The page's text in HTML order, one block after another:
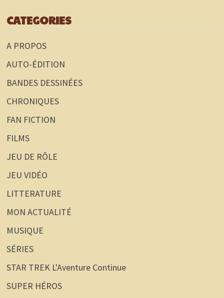
CATEGORIES
A PROPOS
AUTO-ÉDITION
BANDES DESSINÉES
CHRONIQUES
FAN FICTION
FILMS
JEU DE RÔLE
JEU VIDÉO
LITTERATURE
MON ACTUALITÉ
MUSIQUE
SÉRIES
STAR TREK L'Aventure Continue
SUPER HÉROS